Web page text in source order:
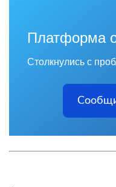
Платформа
Столкнулись с